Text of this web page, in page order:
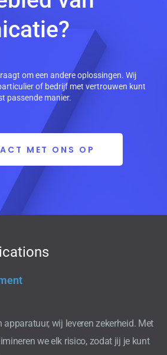
om een andere oplossingen. Wij
of bedrijf met vertrouwen kunt
passende manier.
MET ONS OP
apparatuur, wij leveren zekerheid. Met
we elk risico, zodat jij je kunt